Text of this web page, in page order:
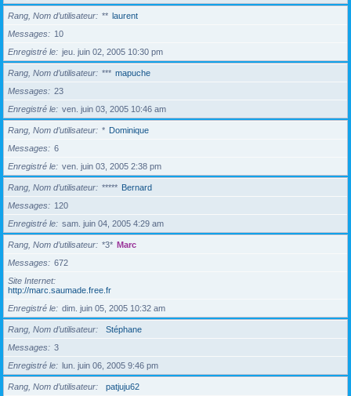
Rang, Nom d’utilisateur ** laurent
Messages
10
Enregistré le
jeu. juin 02, 2005 10:30 pm
Rang, Nom d’utilisateur *** mapuche
Messages
23
Enregistré le
ven. juin 03, 2005 10:46 am
Rang, Nom d’utilisateur * Dominique
Messages
6
Enregistré le
ven. juin 03, 2005 2:38 pm
Rang, Nom d’utilisateur ***** Bernard
Messages
120
Enregistré le
sam. juin 04, 2005 4:29 am
Rang, Nom d’utilisateur *3* Marc
Messages
672
Site Internet
http://marc.saumade.free.fr
Enregistré le
dim. juin 05, 2005 10:32 am
Rang, Nom d’utilisateur
Stéphane
Messages
3
Enregistré le
lun. juin 06, 2005 9:46 pm
Rang, Nom d’utilisateur
patjuju62